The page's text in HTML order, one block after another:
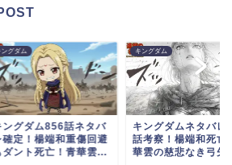
ングダム
ングダム856話ネタバ
確定！楊端和重傷回避
ダント死亡！青華雲...
キングダム
キングダムネタバレ
話考察！楊端和死亡
華雲の慈悲なき弓矢